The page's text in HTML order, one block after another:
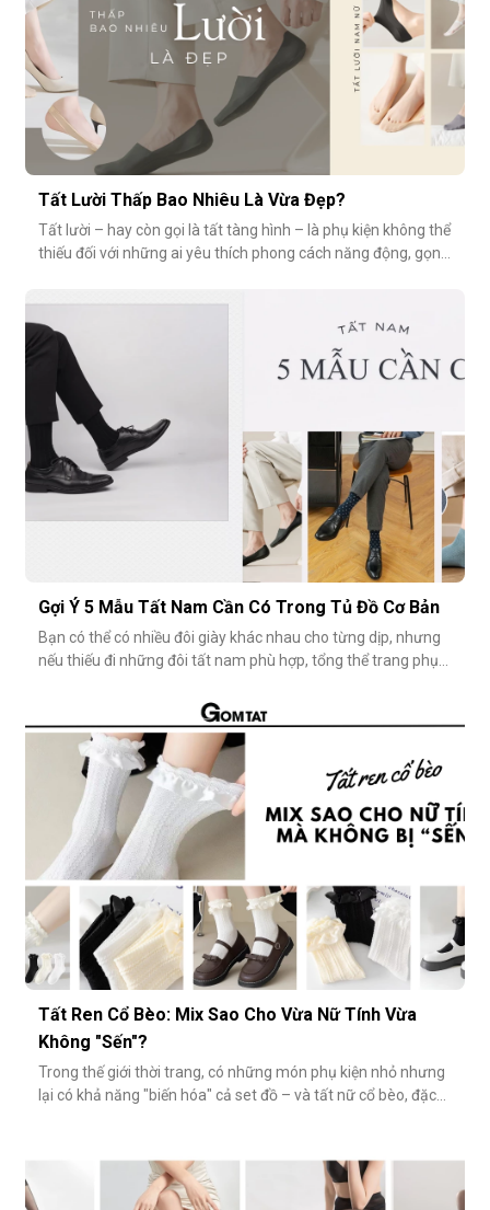
Tất Lười Thấp Bao Nhiêu Là Vừa Đẹp?
Tất lười – hay còn gọi là tất tàng hình – là phụ kiện không thể
thiếu đối với những ai yêu thích phong cách năng động, gọn
nhiêu là vừa đẹp? Nếu quá thấp, tất dễ bị tuột; nếu quá c
Gợi Ý 5 Mẫu Tất Nam Cần Có Trong Tủ Đồ Cơ Bản
Bạn có thể có nhiều đôi giày khác nhau cho từng dịp, nhưng
nếu thiếu đi những đôi tất nam phù hợp, tổng thể trang phục
nhỏ nhặt, nhưng lại góp phần định hình phong cách, nâng
tầm sự chỉn chu và thể hiện gu thẩm mỹ cá nhân một cách
rõ rệt. Dưới đâ
Tất Ren Cổ Bèo: Mix Sao Cho Vừa Nữ Tính Vừa
Không "Sến"?
Trong thế giới thời trang, có những món phụ kiện nhỏ nhưng
lại có khả năng "biến hóa" cả set đồ – và tất nữ cổ bèo, đặc
mác "sến súa" nếu không phối đúng cách. Vậy làm sao để